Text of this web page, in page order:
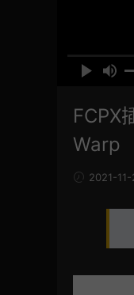
FCPX
Warp
2021-11-